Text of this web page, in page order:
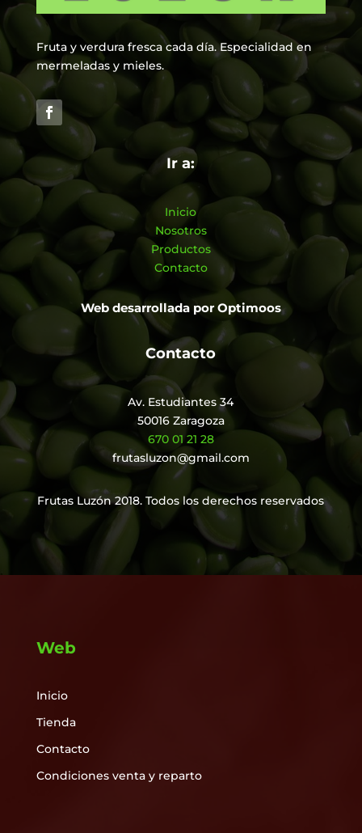
Fruta y verdura fresca cada día. Especialidad en
mermeladas y mieles.
Ir a:
Inicio
Nosotros
Productos
Contacto
Web desarrollada porOptimoos
Contacto
Av. Estudiantes 34
50016 Zaragoza
670 01 21 28
frutasluzon@gmail.com
Frutas Luzón 2018. Todos los derechos reservados
Web
Inicio
Tienda
Contacto
Condiciones venta y reparto